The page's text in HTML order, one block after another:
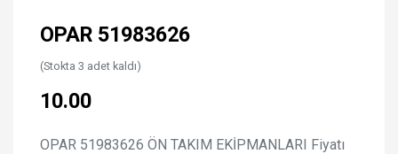
OPAR 51983626
(Stokta 3 adet kaldı)
10.00
OPAR 51983626 ÖN TAKIM EKİPMANLARI Fiyatı